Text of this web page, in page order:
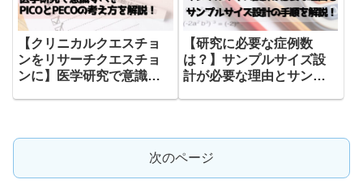
【クリニカルクエスチョ
ンをリサーチクエスチョ
ンに】医学研究で意識す
【研究に必要な症例数
は？】サンプルサイズ設
計が必要な理由とサンプ
次のページ